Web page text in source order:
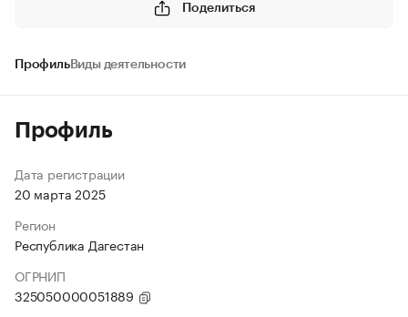
Поделиться
ПрофильВиды деятельности
Профиль
Дата регистрации
20 марта 2025
Регион
Республика Дагестан
ОГРНИП
325050000051889